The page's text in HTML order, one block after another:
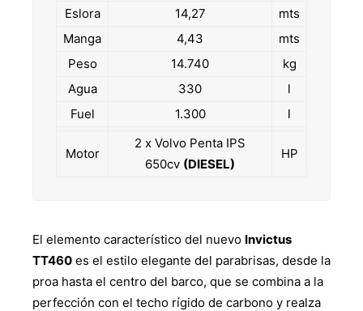
Eslora 14,27
mts
Manga
4,43
mts
Peso
14.740
kg
Agua
330
l
Fuel
1.300 l
Motor
2 x Volvo Penta IPS
650cv (DIESEL)
HP
El elemento característico del nuevo Invictus
TT460 es el estilo elegante del parabrisas, desde la
proa hasta el centro del barco, que se combina a la
perfección con el techo rígido de carbono y realza